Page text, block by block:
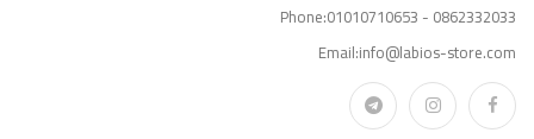
Phone:01010710653 - 0862332033
Email:info@labios-store.com